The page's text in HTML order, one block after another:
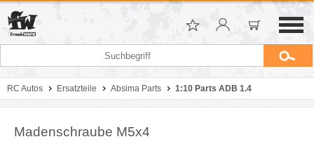
RC Autos Ersatzteile Absima Parts 1:10 Parts ADB 1.4
Madenschraube M5x4